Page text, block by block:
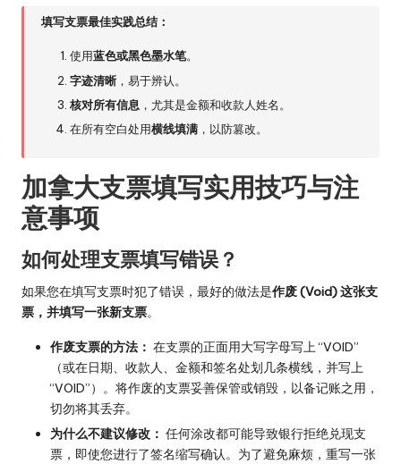
填写支票最佳实践总结：
使用蓝色或黑色墨水笔。
字迹清晰 ，易于辨认。
核对所有信息 ，尤其是金额和收款人姓名。
在所有空白处用横线填满 ，以防篡改。
加拿大支票填写实用技巧与注
意事项
如何处理支票填写错误？
如果您在填写支票时犯了错误，最好的做法是作废 (Void) 这张支
票，并填写一张新支票。
作废支票的方法： 在支票的正面用大写字母写上 “VOID”
（或在日期、收款人、金额和签名处划几条横线，并写上
“VOID”）。将作废的支票妥善保管或销毁，以备记账之用，
切勿将其丢弃。
为什么不建议修改： 任何涂改都可能导致银行拒绝兑现支
票，即使您进行了签名缩写确认。为了避免麻烦，重写一张